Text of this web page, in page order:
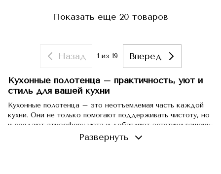
Показать еще 20 товаров
Назад 1 из 19 Вперед
Кухонные полотенца – практичность, уют и
стиль для вашей кухни
Кухонные полотенца – это неотъемлемая часть каждой
кухни. Они не только помогают поддерживать чистоту, но
и создают атмосферу уюта и добавляют эстетики вашему
интерьеру. Приобрести качественные полотенца для кухни
– значит сделать вашу домашнюю рутину более
Развернуть